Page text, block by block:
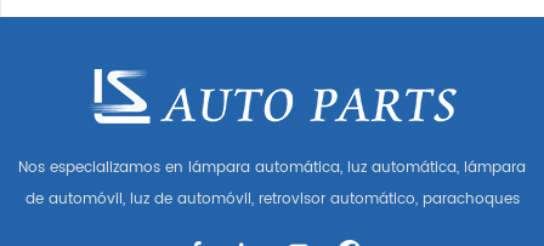
Nos especializamos en lámpara automática, luz automática, lámpara
de automóvil, luz de automóvil, retrovisor automático, parachoques